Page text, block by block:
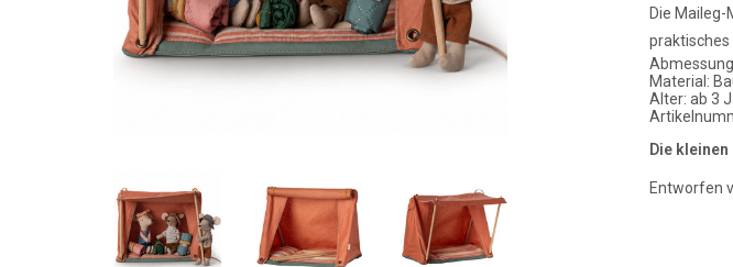
Die Maileg-
praktisches
Material:
Alter: ab 3
Die
Entworfen